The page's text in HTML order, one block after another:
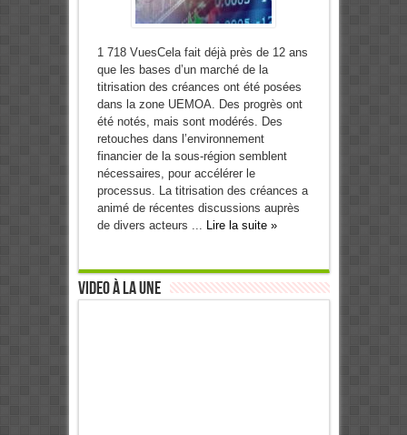
1 718 VuesCela fait déjà près de 12 ans
que les bases d’un marché de la
titrisation des créances ont été posées
dans la zone UEMOA. Des progrès ont
été notés, mais sont modérés. Des
retouches dans l’environnement
financier de la sous-région semblent
nécessaires, pour accélérer le
processus. La titrisation des créances a
animé de récentes discussions auprès
de divers acteurs ... Lire la suite »
Video à la Une